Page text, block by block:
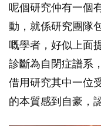
呢個研究仲有一個
動，就係研究團隊
嘅學者，好似上面
診斷為自閉症譜系
借用研究其中一位
的本質感到自豪，